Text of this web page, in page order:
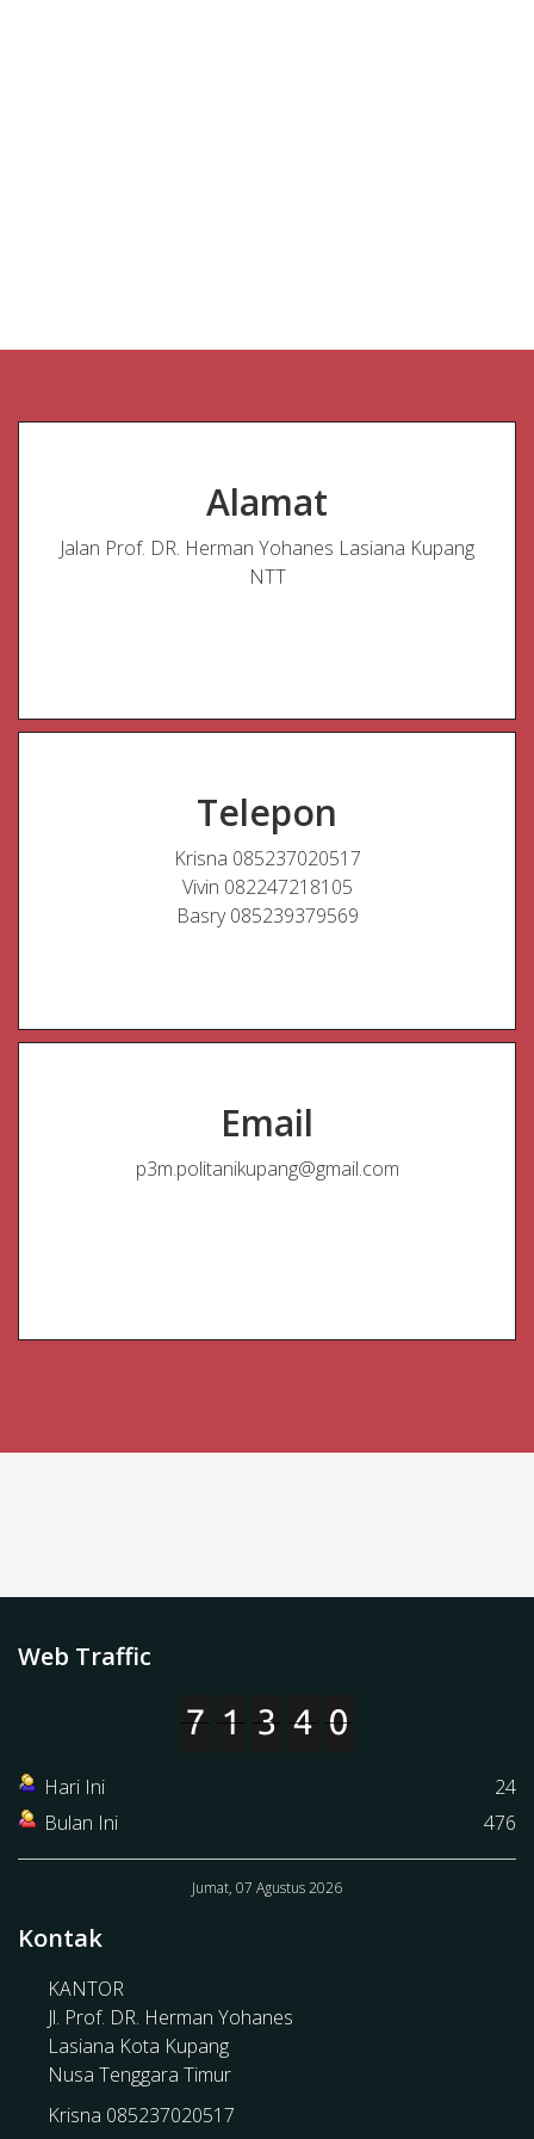
Alamat
Jalan Prof. DR. Herman Yohanes Lasiana Kupang
NTT
Telepon
Krisna 085237020517
Vivin 082247218105
Basry 085239379569
Email
p3m.politanikupang@gmail.com
Web Traffic
Hari Ini
24
Bulan Ini
476
Jumat, 07 Agustus 2026
Kontak
KANTOR
Jl. Prof. DR. Herman Yohanes
Lasiana Kota Kupang
Nusa Tenggara Timur
Krisna 085237020517